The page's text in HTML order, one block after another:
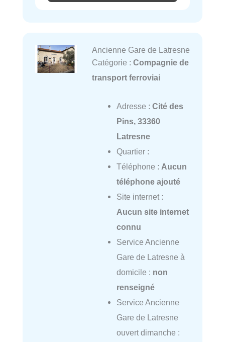
Ancienne Gare de Latresne
Catégorie : Compagnie de
transport ferroviai
Adresse : Cité des
Pins, 33360
Latresne
Quartier :
Téléphone : Aucun
téléphone ajouté
Site internet :
Aucun site internet
connu
Service Ancienne
Gare de Latresne à
domicile : non
renseigné
Service Ancienne
Gare de Latresne
ouvert dimanche :